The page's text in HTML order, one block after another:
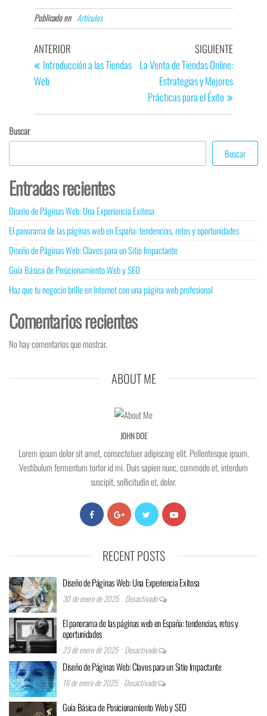
Publicado en Artículos
ANTERIOR
Introducción a las Tiendas
Web
SIGUIENTE
La Venta de Tiendas Online:
Estrategias y Mejores
Prácticas para el Éxito
Buscar
Buscar
Entradas recientes
Diseño de Páginas Web: Una Experiencia Exitosa
El panorama de las páginas web en España: tendencias, retos y oportunidades
Diseño de Páginas Web: Claves para un Sitio Impactante
Guía Básica de Posicionamiento Web y SEO
Haz que tu negocio brille en Internet con una página web profesional
Comentarios recientes
No hay comentarios que mostrar.
ABOUT ME
JOHN DOE
Lorem ipsum dolor sit amet, consectetuer adipiscing elit. Pellentesque ipsum.
Vestibulum fermentum tortor id mi. Duis sapien nunc, commodo et, interdum
suscipit, sollicitudin et, dolor.
RECENT POSTS
Diseño de Páginas Web: Una Experiencia Exitosa
30 de enero de 2025 Desactivado
El panorama de las páginas web en España: tendencias, retos y
oportunidades
23 de enero de 2025 Desactivado
Diseño de Páginas Web: Claves para un Sitio Impactante
16 de enero de 2025 Desactivado
Guía Básica de Posicionamiento Web y SEO